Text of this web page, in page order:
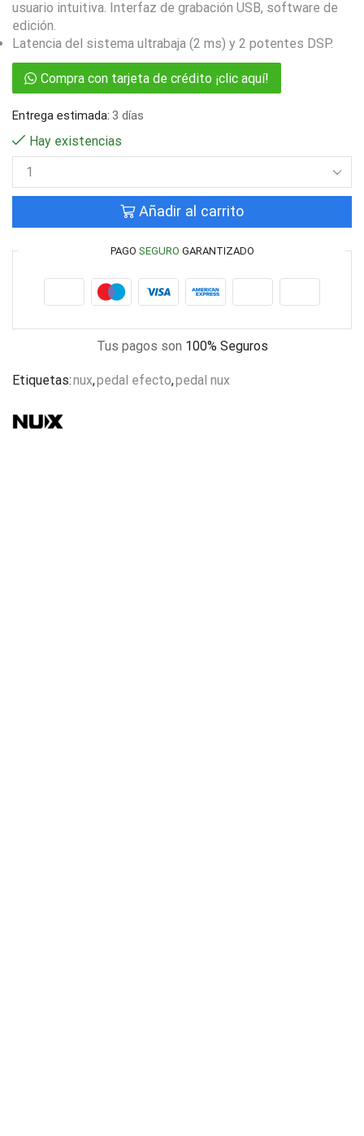
usuario intuitiva. Interfaz de grabación USB, software de
edición.
Latencia del sistema ultrabaja (2 ms) y 2 potentes DSP.
Compra con tarjeta de crédito ¡clic aquí!
Entrega estimada: 3 días
Hay existencias
Añadir al carrito
PAGO SEGURO GARANTIZADO
Tus pagos son 100% Seguros
Etiquetas:nux,pedal efecto,pedal nux